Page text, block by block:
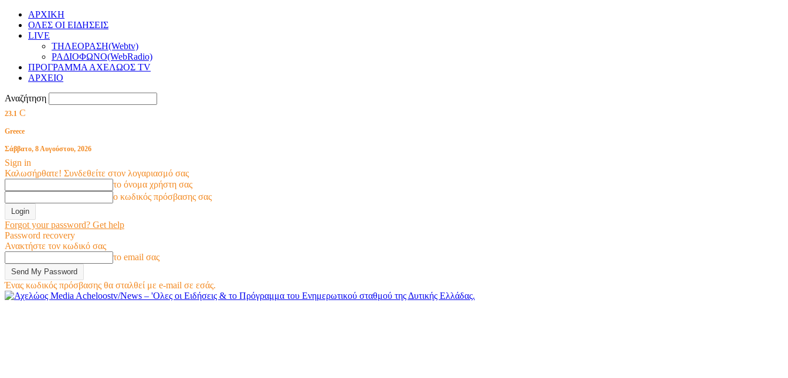
ΑΡΧΙΚΗ
ΟΛΕΣ ΟΙ ΕΙΔΗΣΕΙΣ
LIVE
ΤΗΛΕΟΡΑΣΗ(Webtv)
ΡΑΔΙΟΦΩΝΟ(WebRadio)
ΠΡΟΓΡΑΜΜΑ ΑΧΕΛΩΟΣ TV
ΑΡΧΕΙΟ
Αναζήτηση
23.1 C
Greece
Σάββατο, 8 Αυγούστου, 2026
Sign in
Καλωσήρθατε! Συνδεθείτε στον λογαριασμό σας
το όνομα χρήστη σας
ο κωδικός πρόσβασης σας
Forgot your password? Get help
Password recovery
Ανακτήστε τον κωδικό σας
το email σας
Ένας κωδικός πρόσβασης θα σταλθεί με e-mail σε εσάς.
Acheloostv/News – 'Ολες οι Ειδήσεις & το Πρόγραμμα του Ενημερωτικού σταθμού της Δυτικής Ελλάδας.